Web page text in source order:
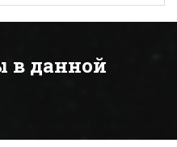
в данной